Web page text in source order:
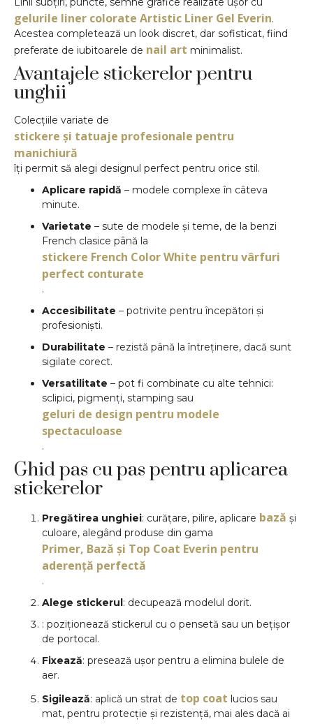
gelurile liner colorate Artistic Liner Gel Everin.
Acestea completează un look discret, dar sofisticat, fiind
preferate de iubitoarele de nail art minimalist.
Avantajele stickerelor pentru
unghii
Colecțiile variate de
stickere și tatuaje profesionale pentru
manichiură
îți permit să alegi designul perfect pentru orice stil.
Aplicare rapidă – modele complexe în câteva
minute.
Varietate – sute de modele și teme, de la benzi
French clasice până la
stickere French Color White pentru vârfuri
perfect conturate
.
Accesibilitate – potrivite pentru începători și
profesioniști.
Durabilitate – rezistă până la întreținere, dacă sunt
sigilate corect.
Versatilitate – pot fi combinate cu alte tehnici:
sclipici, pigmenți, stamping sau
geluri de design pentru modele
spectaculoase
.
Ghid pas cu pas pentru aplicarea
stickerelor
Pregătirea unghiei: curățare, pilire, aplicare bază și
culoare, alegând produse din gama
Primer, Bază și Top Coat Everin pentru
aderență perfectă
.
Alege stickerul: decupează modelul dorit.
: poziționează stickerul cu o pensetă sau un bețișor
de portocal.
Fixează: presează ușor pentru a elimina bulele de
aer.
Sigilează: aplică un strat de top coat lucios sau
mat, pentru protecție și rezistență, mai ales dacă ai